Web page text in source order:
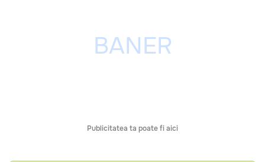
Publicitatea ta poate fi aici